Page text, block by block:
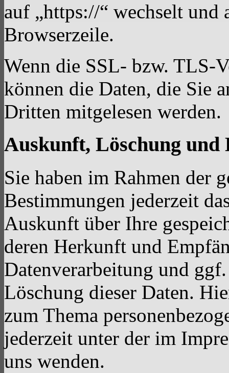
auf „https://“ wechselt
Browserzeile.
Wenn die SSL- bzw. TLS-
können die Daten, die Sie
Dritten mitgelesen werden.
Auskunft, Löschung und
Sie haben im Rahmen der
Bestimmungen jederzeit
Auskunft über Ihre
deren Herkunft und
Datenverarbeitung und
Löschung dieser Daten.
zum Thema
jederzeit unter der im
uns wenden.